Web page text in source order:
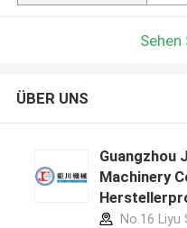
Sehen
ÜBER UNS
Guangzhou
Machinery
No.16 Liyu